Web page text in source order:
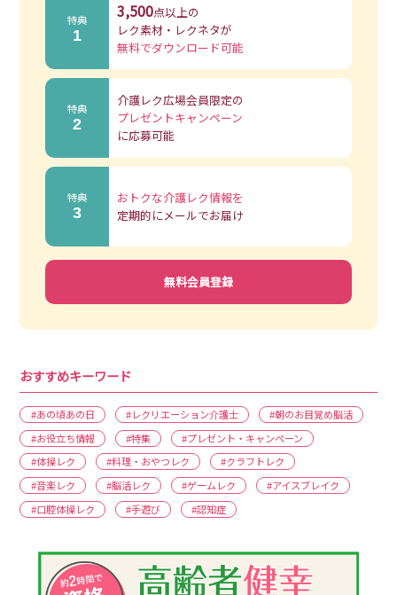
特典
1
3,500点以上の
レク素材・レクネタが
無料でダウンロード可能
特典
2
介護レク広場会員限定の
プレゼントキャンペーン
に応募可能
特典
3
おトクな介護レク情報を
定期的にメールでお届け
無料会員登録
おすすめキーワード
#あの頃あの日 #レクリエーション介護士
#朝のお目覚め脳活
#お役立ち情報
#特集
#プレゼント・キャンペーン
#体操レク
#料理・おやつレク
#クラフトレク
#音楽レク
#脳活レク #ゲームレク
#アイスブレイク
#口腔体操レク
#手遊び #認知症